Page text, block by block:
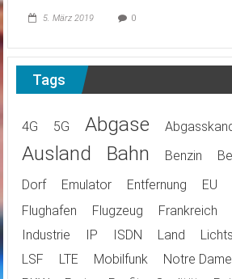
5. März 2019 0
Tags
4G 5G Abgase
Ausland Bahn Benzin
Dorf Emulator Entfernung EU
Flughafen Flugzeug Frankreich
Industrie
IP ISDN Land
LSF
LTE Mobilfunk Notre Dame